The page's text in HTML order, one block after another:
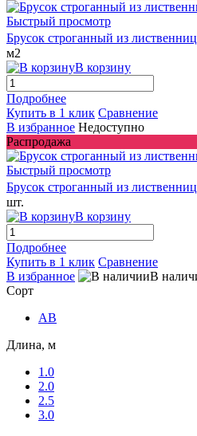
Быстрый просмотр
Брусок строганный из
м2
В корзину
Подробнее
Купить в 1 клик Сравнение
В избранное Недоступно
Распродажа
Быстрый просмотр
Брусок строганный из
шт.
В корзину
Подробнее
Купить в 1 клик Сравнение
В избранное
В
Сорт
AB
Длина, м
1.0
2.0
2.5
3.0